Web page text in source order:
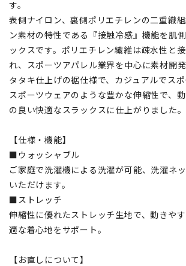
す。
表側ナイロン、裏側ポリエチレンの二重織
ン素材の特性である『接触冷感』機能を肌
ックスです。ポリエチレン繊維は疎水性と
れ、スポーツアパレル業界を中心に素材開発
タタキ仕上げの裾仕様で、カジュアルでスポ
スポーツウェアのような豊かな伸縮性で、
の良い快適なスラックスに仕上がりました。
【仕様・機能】
■ウォッシャブル
ご家庭で洗濯機による洗濯が可能、洗濯ネ
いただけます。
■ストレッチ
伸縮性に優れたストレッチ生地で、動きや
適な着心地をサポート。
【お直しについて】